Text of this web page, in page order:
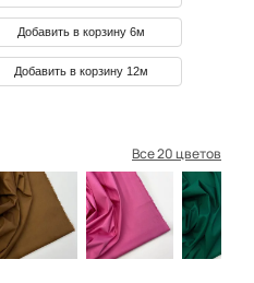
Добавить в корзину 6м
Добавить в корзину 12м
Все 20 цветов